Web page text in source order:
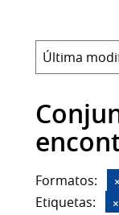
Formatos:
Etiquetas: